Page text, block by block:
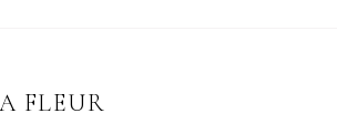
FLEUR